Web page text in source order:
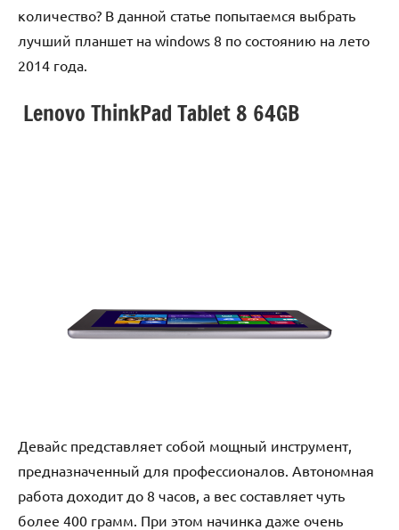
количество? В данной статье попытаемся выбрать
лучший планшет на windows 8 по состоянию на лето
2014 года.
Lenovo ThinkPad Tablet 8 64GB
Девайс представляет собой мощный инструмент,
предназначенный для профессионалов. Автономная
работа доходит до 8 часов, а вес составляет чуть
более 400 грамм. При этом начинка даже очень